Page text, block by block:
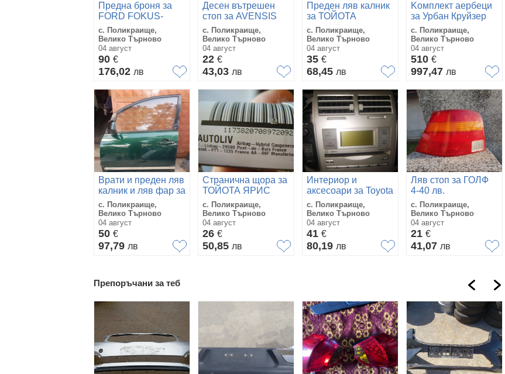
Предна броня за
FORD FOKUS-
2012г.
с. Поликраище,
Велико Търново
04 август
90 €
176,02 лв
Десен вътрешен
стоп за AVENSIS
VERSO 2004г.
с. Поликраище,
Велико Търново
04 август
22 €
43,03 лв
Преден ляв калник
за ТОЙОТА
АВЕНСИС ВЕРСО
2004 Г.
с. Поликраище,
Велико Търново
04 август
35 €
68,45 лв
Kомплект аербеци
за Урбан Круйзер
с. Поликраище,
Велико Търново
04 август
510 €
997,47 лв
Врати и преден ляв
калник и ляв фар за
Авенсис Версо
с. Поликраище,
Велико Търново
04 август
50 €
97,79 лв
Странична щора за
ТОЙОТА ЯРИС
СЛЕД 2006 Г.
с. Поликраище,
Велико Търново
04 август
26 €
50,85 лв
Интериор и
аксесоари за Toyota
Yaris
с. Поликраище,
Велико Търново
04 август
41 €
80,19 лв
Ляв стоп за ГОЛФ
4-40 лв.
с. Поликраище,
Велико Търново
04 август
21 €
41,07 лв
Препоръчани за теб